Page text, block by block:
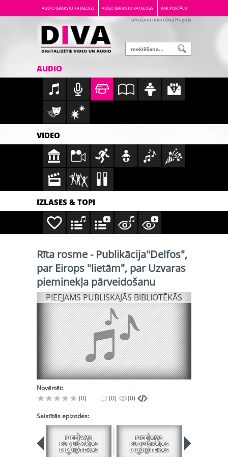
AUDIO IERAKSTU KATALOGS VIDEO IERAKSTU KATALOGS PAR PORTĀLU
Tulkošanu nodrošina Hugo.lv
AUDIO
VIDEO
IZLASES & TOPI
Rīta rosme - Publikācija"Delfos",
par Eirops "lietām", par Uzvaras
pieminekļa pārveidošanu
PIEEJAMS PUBLISKAJĀS BIBLIOTĒKĀS
Novērtēt:
(0)
(0) (0)
Saistītās epizodes:
PIEEJAMS
PUBLISKAJĀS
BIBLIOTĒKĀS
PIEEJAMS
PUBLISKAJĀS
BIBLIOTĒKĀS